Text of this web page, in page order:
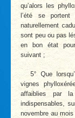
qu’alors les
l’été se
naturellement
sont peu ou pas
en bon état
suivant ;
5° Que
vignes
affaiblies par la
indispensables,
novembre au